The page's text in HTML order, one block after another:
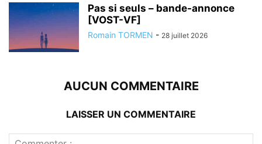
Pas si seuls – bande-annonce
[VOST-VF]
Romain TORMEN - 28 juillet 2026
AUCUN COMMENTAIRE
LAISSER UN COMMENTAIRE